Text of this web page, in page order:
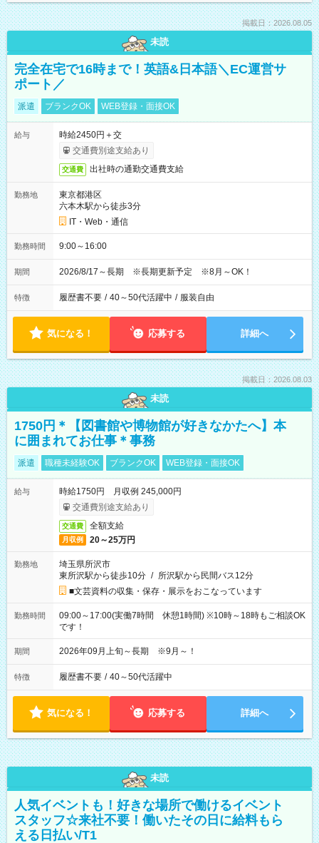
掲載日：2026.08.05
未読
完全在宅で16時まで！英語&日本語＼EC運営サ
ポート／
派遣 ブランクOK WEB登録・面接OK
給与
時給2450円＋交
交通費別途支給あり
交通費 出社時の通勤交通費支給
勤務地
東京都港区
六本木駅から徒歩3分
IT・Web・通信
勤務時間 9:00～16:00
期間 2026/8/17～長期 ※長期更新予定 ※8月～OK！
特徴 履歴書不要 / 40～50代活躍中 / 服装自由
気になる！ 応募する 詳細へ
掲載日：2026.08.03
未読
1750円＊【図書館や博物館が好きなかたへ】本
に囲まれてお仕事＊事務
派遣 職種未経験OK ブランクOK WEB登録・面接OK
給与
時給1750円 月収例 245,000円
交通費別途支給あり
交通費 全額支給
月収例 20～25万円
勤務地
埼玉県所沢市
東所沢駅から徒歩10分 / 所沢駅から民間バス12分
■文芸資料の収集・保存・展示をおこなっています
勤務時間
09:00～17:00(実働7時間 休憩1時間) ※10時～18時もご相談OK
です！
期間 2026年09月上旬～長期 ※9月～！
特徴 履歴書不要 / 40～50代活躍中
気になる！ 応募する 詳細へ
未読
人気イベントも！好きな場所で働けるイベント
スタッフ☆来社不要！働いたその日に給料もら
える日払い/T1